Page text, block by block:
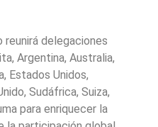
delegaciones
Argentina, Australia,
Estados Unidos,
Sudáfrica, Suiza,
para enriquecer la